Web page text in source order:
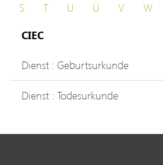
S
T U Ü V W
CIEC
Dienst : Geburtsurkunde
Dienst : Todesurkunde